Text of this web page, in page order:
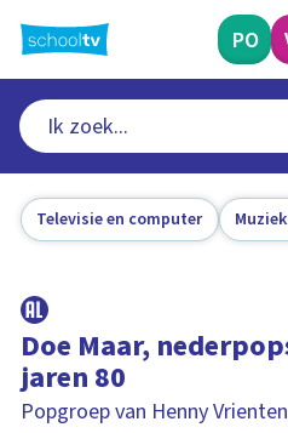
naar
hoofdinhoud
PO
Televisie en computer
Doe Maar,
jaren 80
Popgroep van Henny